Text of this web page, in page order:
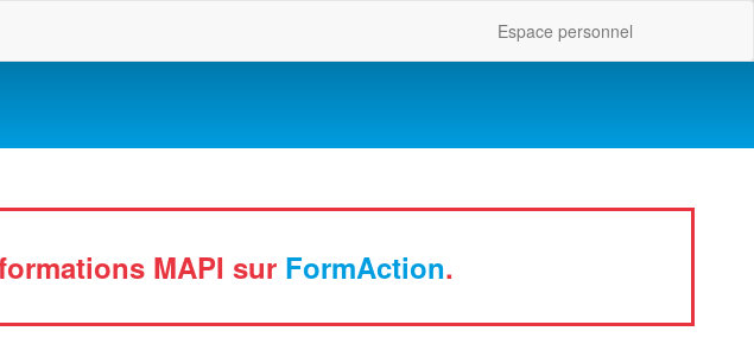
Espace personnel
MAPI sur FormAction.